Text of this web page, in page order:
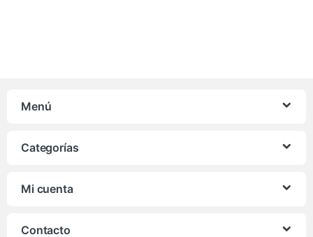
Menú
Categorías
Mi cuenta
Contacto